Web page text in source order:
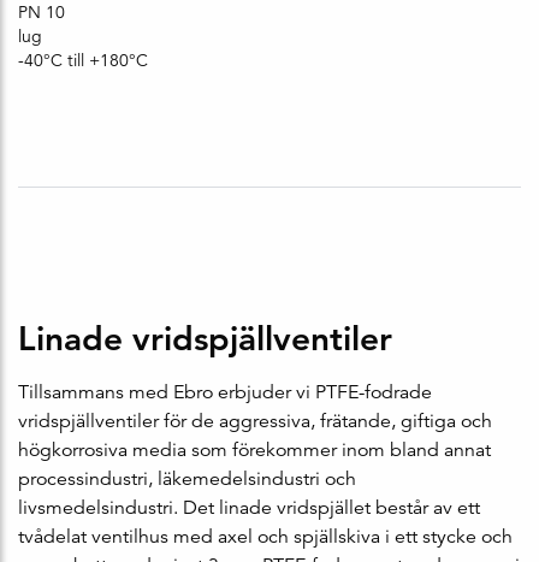
PN 10
lug
-40°C till +180°C
Linade vridspjällventiler
Tillsammans med Ebro erbjuder vi PTFE-fodrade
vridspjällventiler för de aggressiva, frätande, giftiga och
högkorrosiva media som förekommer inom bland annat
processindustri, läkemedelsindustri och
livsmedelsindustri. Det linade vridspjället består av ett
tvådelat ventilhus med axel och spjällskiva i ett stycke och